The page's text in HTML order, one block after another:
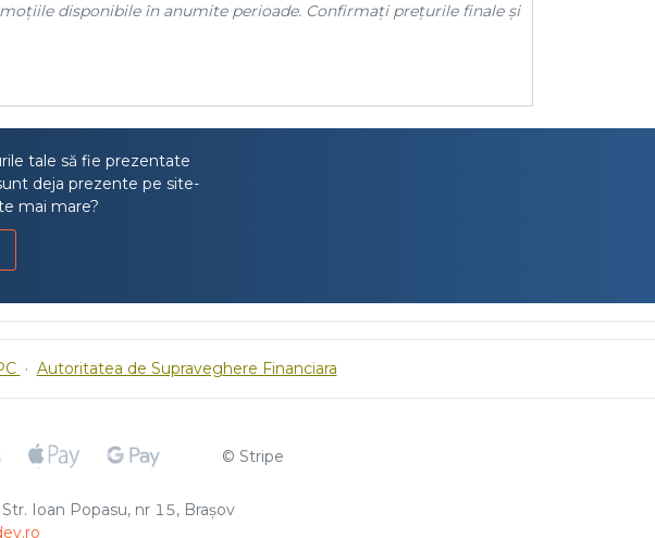
disponibile în anumite perioade. Confirmați prețurile finale și
tale să fie prezentate
deja prezente pe site-
mai mare?
· Autoritatea de Supraveghere Financiara
© Stripe
Ioan Popasu, nr 15, Brașov